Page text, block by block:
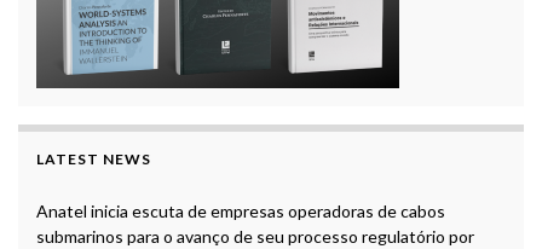
LATEST NEWS
Anatel inicia escuta de empresas operadoras de cabos
submarinos para o avanço de seu processo regulatório por